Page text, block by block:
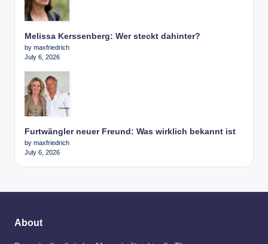
Melissa Kerssenberg: Wer steckt dahinter?
by maxfriedrich
July 6, 2026
Furtwängler neuer Freund: Was wirklich bekannt ist
by maxfriedrich
July 6, 2026
About